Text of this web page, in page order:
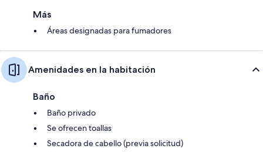
Más
Áreas designadas para fumadores
Amenidades en la habitación
Baño
Baño privado
Se ofrecen toallas
Secadora de cabello (previa solicitud)